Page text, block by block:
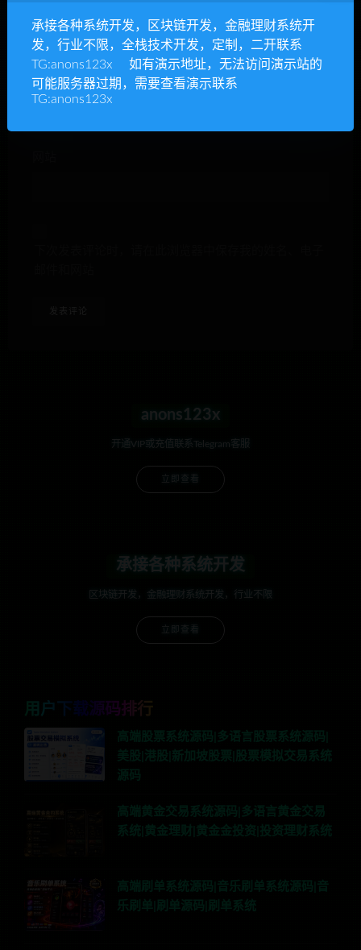
E-mail*
anons123x
开通VIP或充值联系Telegram客服
承接各种系统开发
区块链开发，金融理财系统开发，行业不限
用户下载源码排行
高端股票系统源码|多语言股票系统源码|
美股|港股|新加坡股票|股票模拟交易系统
源码
高端黄金交易系统源码|多语言黄金交易
系统|黄金理财|黄金金投资|投资理财系统
高端刷单系统源码|音乐刷单系统源码|音
乐刷单|刷单源码|刷单系统
承接各种系统开发，区块链开发，金融理财系统开
发，行业不限，全栈技术开发，定制，二开联系
TG:anons123x 如有演示地址，无法访问演示站的
可能服务器过期，需要查看演示联系
TG:anons123x